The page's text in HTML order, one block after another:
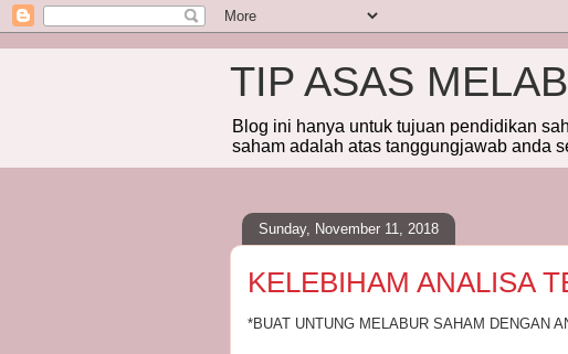
TIP ASAS
Blog ini hanya untuk tujuan pendidikan
saham adalah atas tanggungjawab anda
Sunday, November 11, 2018
KELEBIHAM ANALISA
*BUAT UNTUNG MELABUR SAHAM DENGAN